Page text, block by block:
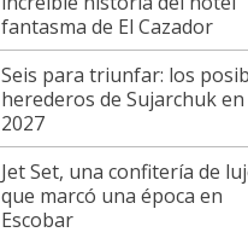
fantasma de El Cazador
Seis para triunfar: los
herederos de Sujarchuk en
2027
Jet Set, una confitería de
que marcó una época en
Escobar